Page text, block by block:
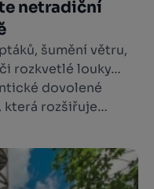
netradiční
šumění větru,
rozkvetlé louky…
dovolené
která rozšiřuje
v lese, v korunách